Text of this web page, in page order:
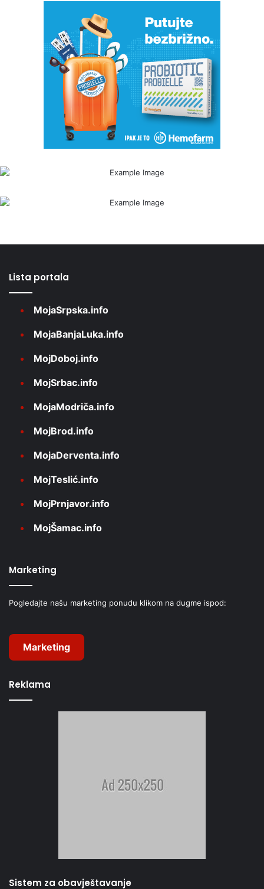
Lista portala
MojaSrpska.info
MojaBanjaLuka.info
MojDoboj.info
MojSrbac.info
MojaModriča.info
MojBrod.info
MojaDerventa.info
MojTeslić.info
MojPrnjavor.info
MojŠamac.info
Marketing
Pogledajte našu marketing ponudu klikom na dugme ispod:
Marketing
Reklama
Sistem za obavještavanje